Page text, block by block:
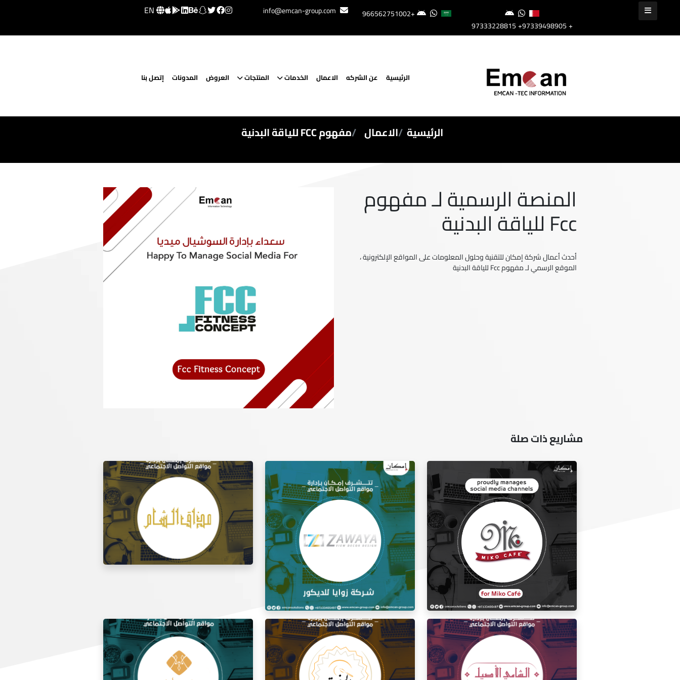
+97333228815
+97339498905
+966562751002
info@emcan-group.com
الرئيسية عن الشركه الاعمال الخدمات المنتجات العروض المدونات إتصل بنا
الرئيسية الاعمال مفهوم FCC للياقة البدنية
المنصة الرسمية لـ مفهوم
Fcc للياقة البدنية
أحدث أعمال شركة إمكان للتقنية وحلول المعلومات على المواقع الإلكترونية ،
الموقع الرسمي لـ مفهوم Fcc للياقة البدنية
مشاريع ذات صلة
إدارة مواقع التواصل الاجتماعي لتذوق
مطعم الشام